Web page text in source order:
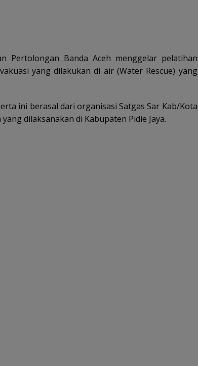
Pertolongan Banda Aceh menggelar pelatihan
yang dilakukan di air (Water Rescue) yang
ini berasal dari organisasi Satgas Sar Kab/Kota
dilaksanakan di Kabupaten Pidie Jaya.